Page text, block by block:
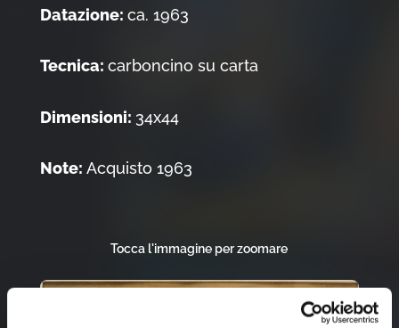
Datazione: ca. 1963
Tecnica: carboncino su carta
Dimensioni: 34x44
Note: Acquisto 1963
Tocca l'immagine per zoomare